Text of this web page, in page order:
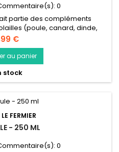
0
fait partie des compléments
(poule, canard, dinde,
périodes où les plumes et la
renforcées (période
griffage ou du piquage…).
€
au panier
stock
LE FERMIER
- 250 ML
0